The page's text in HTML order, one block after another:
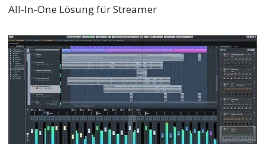
All-In-One Lösung für Streamer